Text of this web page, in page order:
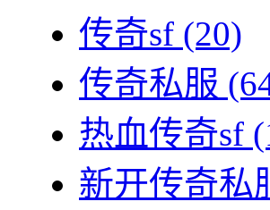
传奇sf (20)
传奇私服
热血传奇sf
新开传奇私